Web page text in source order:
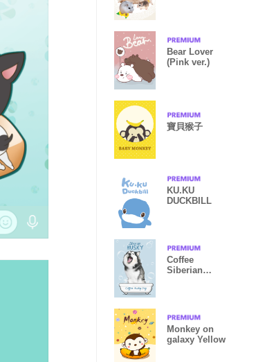
Bear Lover
(Pink ver.)
寶貝猴子
KU.KU
DUCKBILL
Coffee
Siberian
Monkey on
galaxy Yellow